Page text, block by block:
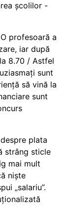
școlilor -
profesoară a
iar după
8.70 / Astfel
sunt
să vină la
sunt
plata
strâng sticle
mai mult
niște
„salariu”.